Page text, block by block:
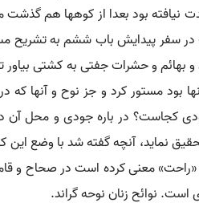
نیافته بود بعدا از کوهها هم
سفر پیدایش باب ششم به تشریح
و حشرات جفتی به کشتی بیاور
مستور کرد و جز نوح و آنها که
کجاست؟ در باره جودی و محل
نماید، آنچه گفته شد با وضع
معنی کرده است در صحاح و
است. نوائح زنان نوحه گراند.